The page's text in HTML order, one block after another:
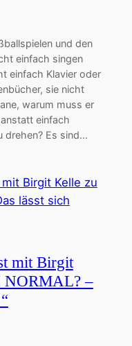
und den
einfach singen
einfach Klavier oder
sie nicht
warum muss er
einfach
drehen? Es sind…
mit Birgit
NORMAL? –